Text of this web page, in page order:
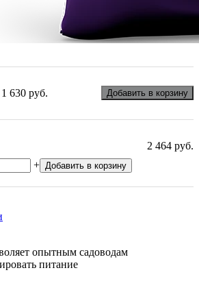
1 630 руб. Добавить в корзину
2 464 руб.
+ Добавить в корзину
опытным садоводам
питание